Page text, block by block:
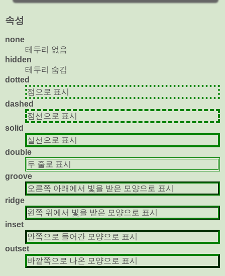
속성
none
테두리 없음
hidden
테두리 숨김
dotted
점으로 표시
dashed
점선으로 표시
solid
실선으로 표시
double
두 줄로 표시
groove
오른쪽 아래에서 빛을 받은 모양으로 표시
ridge
왼쪽 위에서 빛을 받은 모양으로 표시
inset
안쪽으로 들어간 모양으로 표시
outset
바깥쪽으로 나온 모양으로 표시